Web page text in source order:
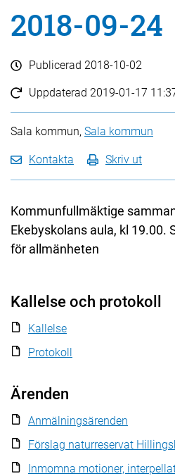
2018-09-24
Publicerad 2018-10-02
Uppdaterad 2019-01-17
Sala kommun, Sala kommun
Kontakta Skriv ut
Kommunfullmäktige
Ekebyskolans aula, kl 19.00.
för allmänheten
Kallelse och protokoll
Kallelse
Protokoll
Ärenden
Anmälningsärenden
Förslag naturreservat
Inmomna motioner,